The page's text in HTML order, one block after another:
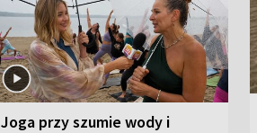
Joga przy szumie wody i